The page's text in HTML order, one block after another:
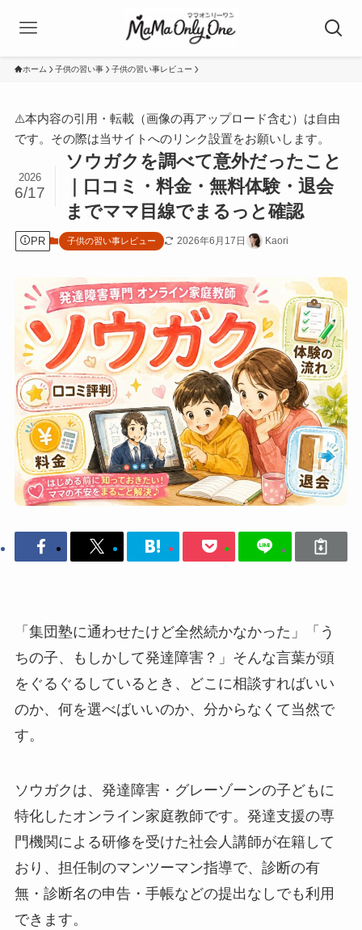
ホーム 子供の習い事 子供の習い事レビュー
⚠️本内容の引用・転載（画像の再アップロード含む）は自由
です。その際は当サイトへのリンク設置をお願いします。
ソウガクを調べて意外だったこと
｜口コミ・料金・無料体験・退会
までママ目線でまるっと確認
2026
6/17
PR 子供の習い事レビュー 2026年6月17日 Kaori
「集団塾に通わせたけど全然続かなかった」「う
ちの子、もしかして発達障害？」そんな言葉が頭
をぐるぐるしているとき、どこに相談すればいい
のか、何を選べばいいのか、分からなくて当然で
す。
ソウガクは、発達障害・グレーゾーンの子どもに
特化したオンライン家庭教師です。発達支援の専
門機関による研修を受けた社会人講師が在籍して
おり、担任制のマンツーマン指導で、診断の有
無・診断名の申告・手帳などの提出なしでも利用
できます。